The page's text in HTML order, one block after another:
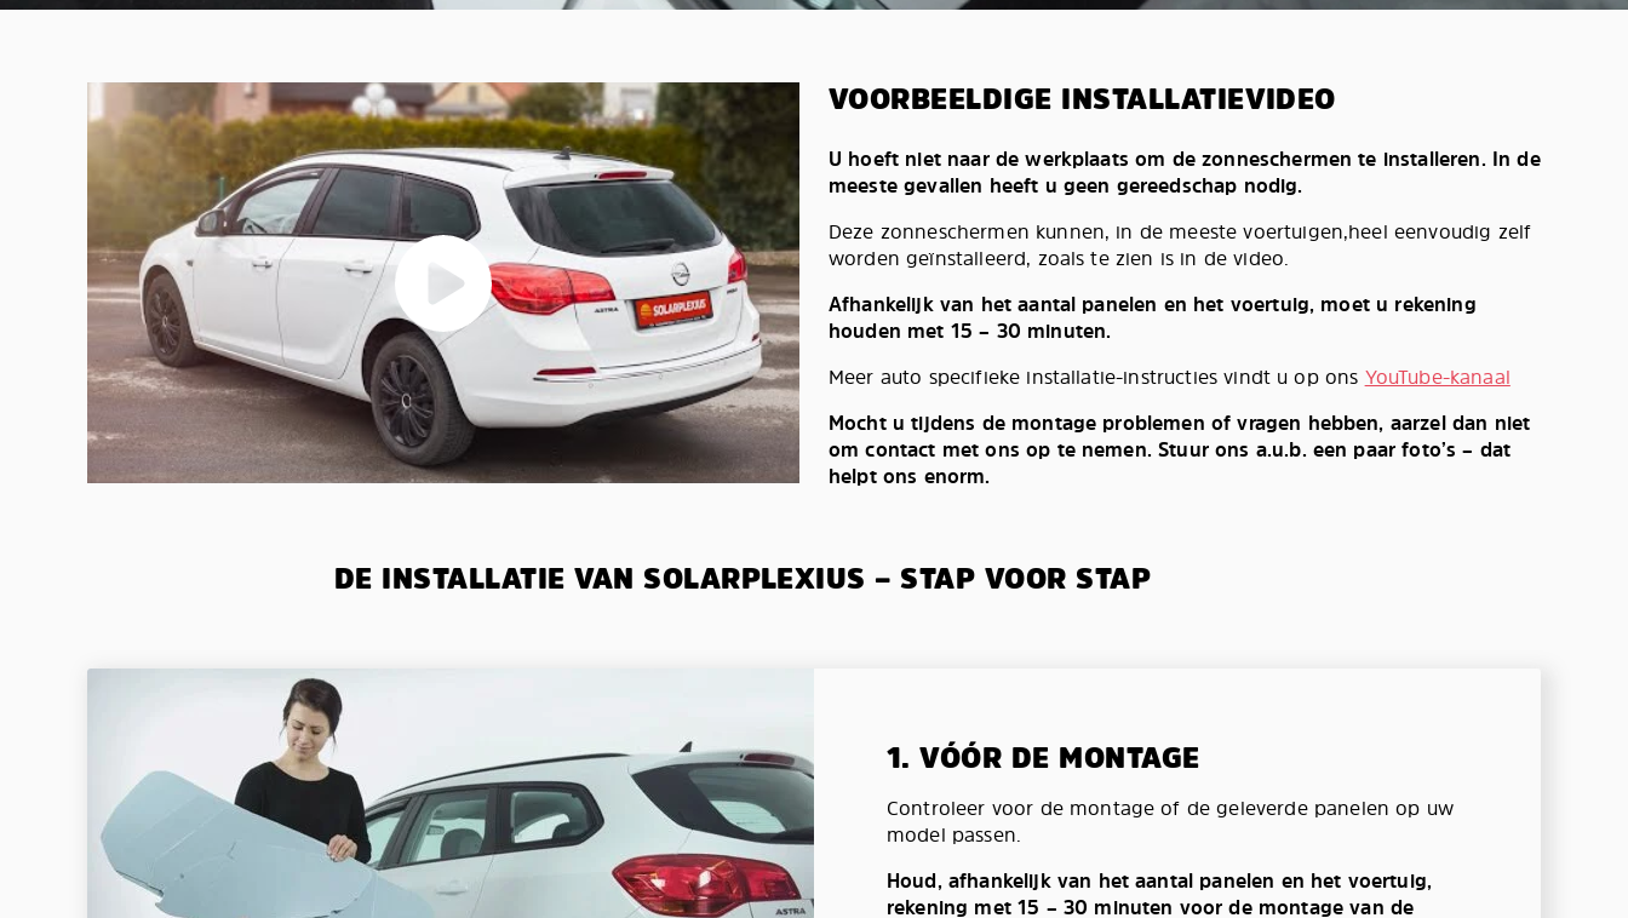
VOORBEELDIGE INSTALLATIEVIDEO
U hoeft niet naar de werkplaats om de zonneschermen te installeren. In de
meeste gevallen heeft u geen gereedschap nodig.
Deze zonneschermen kunnen, in de meeste voertuigen,heel eenvoudig zelf
worden geïnstalleerd, zoals te zien is in de video.
Afhankelijk van het aantal panelen en het voertuig, moet u rekening
houden met 15 – 30 minuten.
Meer auto specifieke installatie-instructies vindt u op ons YouTube-kanaal
Mocht u tijdens de montage problemen of vragen hebben, aarzel dan niet
om contact met ons op te nemen. Stuur ons a.u.b. een paar foto’s – dat
helpt ons enorm.
DE INSTALLATIE VAN SOLARPLEXIUS – STAP VOOR STAP
1. VÓÓR DE MONTAGE
Controleer voor de montage of de geleverde panelen op uw
model passen.
Houd, afhankelijk van het aantal panelen en het voertuig,
rekening met 15 – 30 minuten voor de montage van de